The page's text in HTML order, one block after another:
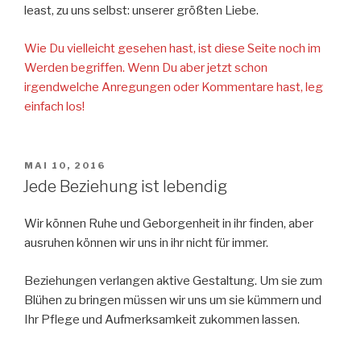
least, zu uns selbst: unserer größten Liebe.
Wie Du vielleicht gesehen hast, ist diese Seite noch im
Werden begriffen. Wenn Du aber jetzt schon
irgendwelche Anregungen oder Kommentare hast, leg
einfach los!
VERÖFFENTLICHT
AM
MAI 10, 2016
Jede Beziehung ist lebendig
Wir können Ruhe und Geborgenheit in ihr finden, aber
ausruhen können wir uns in ihr nicht für immer.
Beziehungen verlangen aktive Gestaltung. Um sie zum
Blühen zu bringen müssen wir uns um sie kümmern und
Ihr Pflege und Aufmerksamkeit zukommen lassen.